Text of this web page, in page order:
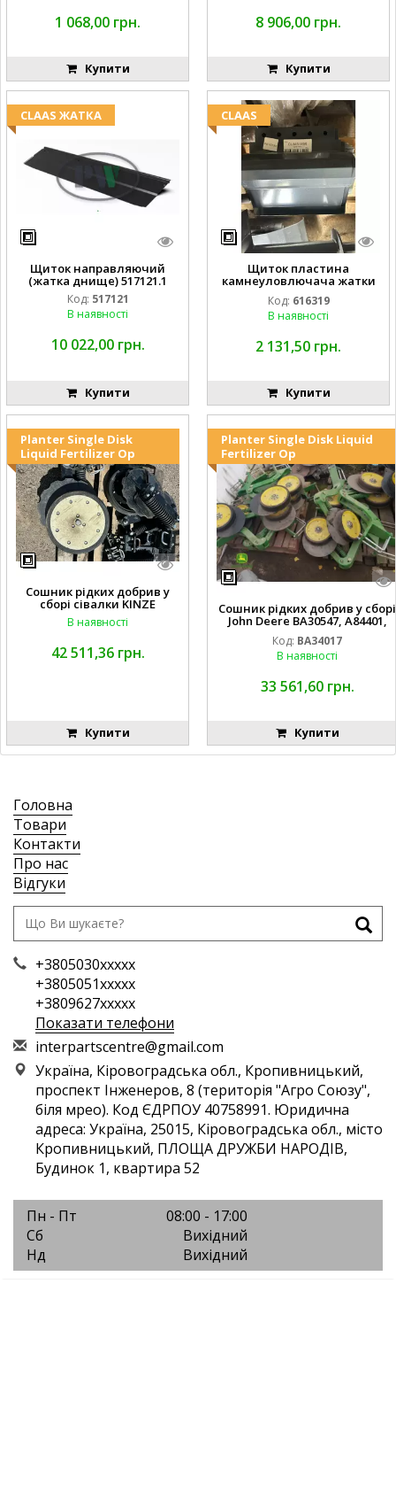
1 068,00 грн.
Купити
8 906,00 грн.
Купити
CLAAS ЖАТКА
Щиток направляючий
(жатка днище) 517121.1
Код: 517121
В наявності
10 022,00 грн.
Купити
CLAAS
Щиток пластина
камнеуловлючача жатки
FLEX CAT CLAAS
Код: 616319
В наявності
2 131,50 грн.
Купити
Planter Single Disk
Liquid Fertilizer Op
Сошник рідких добрив у
сборі сівалки KINZE
В наявності
42 511,36 грн.
Купити
Planter Single Disk Liquid
Fertilizer Op
Сошник рідких добрив у сборі
John Deere BA30547, A84401,
AA65563, AA65562, A82739,
A82743, AA56092, A72503,
A72504,
68, H137235, A72358, AA65564, A
A65566, A49917, A49918,
Код: BA34017
В наявності
33 561,60 грн.
Купити
Головна
Товари
Контакти
Про нас
Відгуки
+3805030xxxxx
+3805051xxxxx
+3809627xxxxx
Показати телефони
interpartscentre@gmail.com
Україна, Кіровоградська обл., Кропивницький,
проспект Інженеров, 8 (територія "Агро Союзу",
біля мрео). Код ЄДРПОУ 40758991. Юридична
адреса: Україна, 25015, Кіровоградська обл., місто
Кропивницький, ПЛОЩА ДРУЖБИ НАРОДІВ,
Будинок 1, квартира 52
Пн - Пт
08:00 - 17:00
Сб
Вихідний
Нд
Вихідний